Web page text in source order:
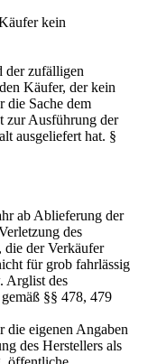
kein
der zufälligen
Käufer, der kein
die Sache dem
zur Ausführung der
ausgeliefert hat. §
ab Ablieferung der
des
die der Verkäufer
für grob fahrlässig
Arglist des
§§ 478, 479
die eigenen Angaben
des Herstellers als